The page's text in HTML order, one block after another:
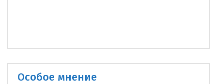
Особое мнение